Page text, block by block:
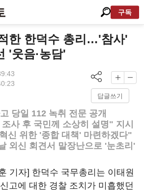
구독
한 한덕수 총리…'참사'
'웃음·농담'
답글쓰기
당일 112 녹취 전문 공개
사 후 국민께 소상히 설명" 지시
신 위한 '종합 대책' 마련하겠다"
외신 회견서 말장난으로 '눈초리'
기자] 한덕수 국무총리는 이태원
고에 대한 경찰 조치가 미흡했던